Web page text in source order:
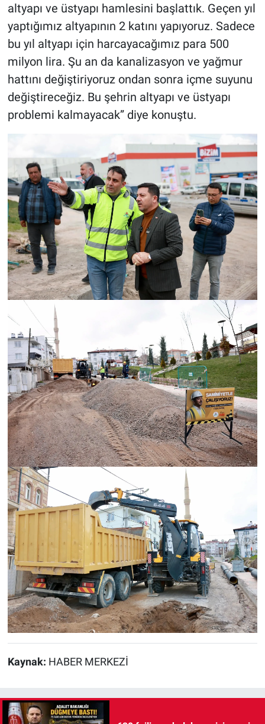
altyapı ve üstyapı hamlesini başlattık. Geçen yıl
yaptığımız altyapının 2 katını yapıyoruz. Sadece
bu yıl altyapı için harcayacağımız para 500
milyon lira. Şu an da kanalizasyon ve yağmur
hattını değiştiriyoruz ondan sonra içme suyunu
değiştireceğiz. Bu şehrin altyapı ve üstyapı
problemi kalmayacak” diye konuştu.
Kaynak: HABER MERKEZİ